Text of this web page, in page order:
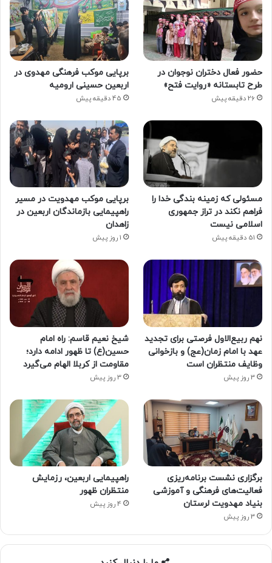
حضور فعال دختران نوجوان در
طرح تابستانه «روایت فتح»
26 دقیقه پیش
برپایی موکب فرهنگی مهدوی در
اربعین حسینی ارومیه
45 دقیقه پیش
مسئولی که زمینه بندگی خدا را
فراهم نکند در تراز جمهوری
اسلامی نیست
51 دقیقه پیش
برپایی موکب مهدویت در مسیر
راهپیمایی بازماندگان اربعین در
زاهدان
1 روز پیش
نهم ربیع‌الاول فرصتی برای تجدید
عهد با امام زمان(عج) و بازخوانی
وظایف منتظران است
3 روز پیش
شیخ نعیم قاسم: راه امام
حسین(ع) تا ظهور ادامه دارد؛
مقاومت از کربلا الهام می‌گیرد
3 روز پیش
برگزاری نشست برنامه‌ریزی
فعالیت‌های فرهنگی و آموزشی
بنیاد مهدویت لرستان
3 روز پیش
راهپیمایی اربعین، رزمایش
منتظران ظهور
4 روز پیش